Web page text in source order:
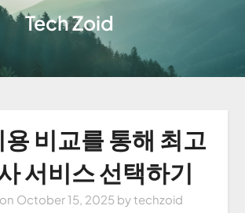
Tech Zoid
용 비교를 통해 최고
서비스 선택하기
October 15, 2025 bytechzoid